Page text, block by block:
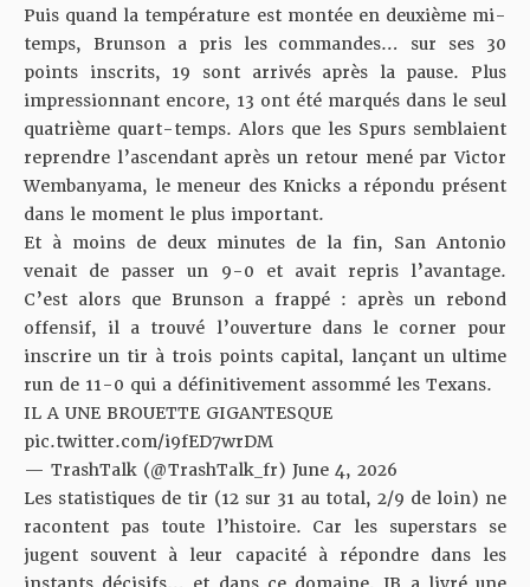
Puis quand la température est montée en deuxième mi-
temps, Brunson a pris les commandes… sur ses 30
points inscrits, 19 sont arrivés après la pause. Plus
impressionnant encore, 13 ont été marqués dans le seul
quatrième quart-temps. Alors que les Spurs semblaient
reprendre l’ascendant après un retour mené par Victor
Wembanyama, le meneur des Knicks a répondu présent
dans le moment le plus important.
Et à moins de deux minutes de la fin, San Antonio
venait de passer un 9-0 et avait repris l’avantage.
C’est alors que Brunson a frappé : après un rebond
offensif, il a trouvé l’ouverture dans le corner pour
inscrire un tir à trois points capital, lançant un ultime
run de 11-0 qui a définitivement assommé les Texans.
IL A UNE BROUETTE GIGANTESQUE
pic.twitter.com/i9fED7wrDM
— TrashTalk (@TrashTalk_fr) June 4, 2026
Les statistiques de tir (12 sur 31 au total, 2/9 de loin) ne
racontent pas toute l’histoire. Car les superstars se
jugent souvent à leur capacité à répondre dans les